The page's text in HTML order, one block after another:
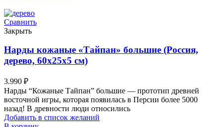
Сравнить
Закрыть
Нарды кожаные «Тайпан» большие (Россия,
дерево, 60х25х5 см)
3.990 ₽
Нарды “Кожаные Тайпан” большие — прототип древней
восточной игры, которая появилась в Персии более 5000
назад! В древности люди относились
Добавить в список желаний